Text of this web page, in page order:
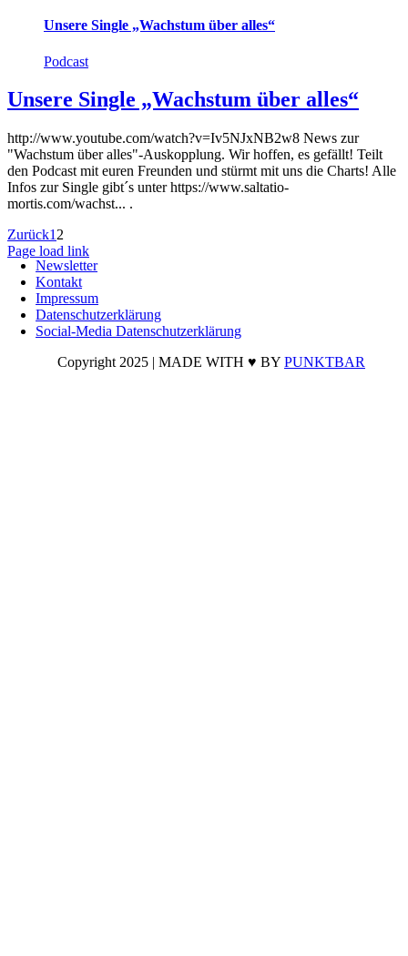
Unsere Single „Wachstum über alles“
Podcast
Unsere Single „Wachstum über alles“
http://www.youtube.com/watch?v=Iv5NJxNB2w8 News zur
"Wachstum über alles"-Auskopplung. Wir hoffen, es gefällt! Teilt
den Podcast mit euren Freunden und stürmt mit uns die Charts! Alle
Infos zur Single gibt´s unter https://www.saltatio-
mortis.com/wachst... .
Zurück1 2
Newsletter
Kontakt
Impressum
Datenschutzerklärung
Social-Media Datenschutzerklärung
Copyright 2025 | MADE WITH ♥ BY PUNKTBAR
Page load link
Nach
oben